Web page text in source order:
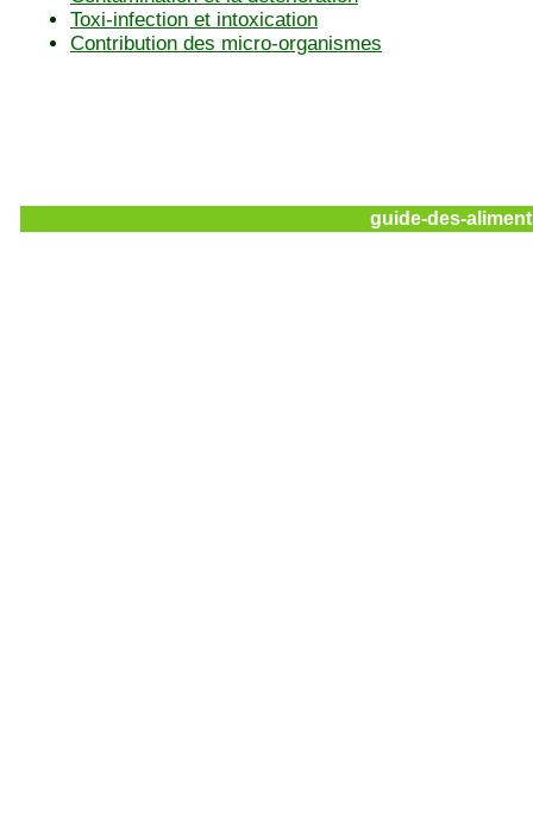
Toxi-infection et intoxication
Contribution des micro-organismes
guide-des-